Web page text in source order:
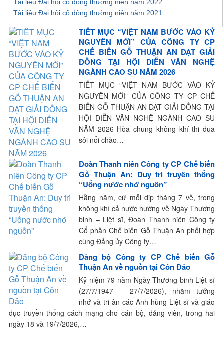
Tài liệu Đại hội cổ đông thường niên năm 2021
TIẾT MỤC “VIỆT NAM BƯỚC VÀO KỶ
NGUYÊN MỚI” CỦA CÔNG TY CP
CHẾ BIẾN GỖ THUẬN AN ĐẠT GIẢI
ĐỒNG TẠI HỘI DIỄN VĂN NGHỆ
NGÀNH CAO SU NĂM 2026
TIẾT MỤC “VIỆT NAM BƯỚC VÀO KỶ
NGUYÊN MỚI” CỦA CÔNG TY CP CHẾ
BIẾN GỖ THUẬN AN ĐẠT GIẢI ĐỒNG TẠI
HỘI DIỄN VĂN NGHỆ NGÀNH CAO SU
NĂM 2026 Hòa chung không khí thi đua
sôi nổi chào…
Đoàn Thanh niên Công ty CP Chế biến
Gỗ Thuận An: Duy trì truyền thống
“Uống nước nhớ nguồn”
Hằng năm, cứ mỗi dịp tháng 7 về, trong
không khí cả nước hướng về Ngày Thương
binh – Liệt sĩ, Đoàn Thanh niên Công ty
Cổ phần Chế biến Gỗ Thuận An phối hợp
cùng Đảng ủy Công ty…
Đảng bộ Công ty CP Chế biến Gỗ
Thuận An về nguồn tại Côn Đảo
Kỷ niệm 79 năm Ngày Thương binh Liệt sĩ
(27/7/1947 – 27/7/2026), nhằm tưởng
nhớ và tri ân các Anh hùng Liệt sĩ và giáo
dục truyền thống cách mạng cho cán bộ, đảng viên, trong hai
ngày 18 và 19/7/2026,…